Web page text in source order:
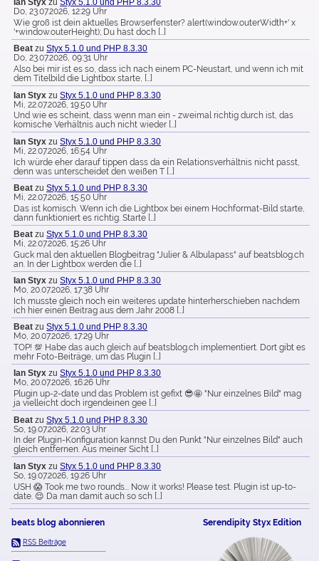
Ian Styx zuStyx 5.1.0 und PHP 8.3.30
Do, 23.07.2026, 12:29 Uhr
Wie groß ist dein aktuelles Browserfenster? alert(window.outerWidth+' x
'+window.outerHeight); Du hast doch […]
Beat zuStyx 5.1.0 und PHP 8.3.30
Do, 23.07.2026, 09:31 Uhr
Also bei mir ist es so, dass ich nach einem PC-Neustart, und wenn ich mit
dem Titelbild die Lightbox starte, […]
Ian Styx zuStyx 5.1.0 und PHP 8.3.30
Mi, 22.07.2026, 19:50 Uhr
Und wie es scheint, dass wenn man ein - zweimal richtig durch ist, das
komische Verhältnis auch nicht wieder […]
Ian Styx zuStyx 5.1.0 und PHP 8.3.30
Mi, 22.07.2026, 16:54 Uhr
Ich würde eher darauf tippen dass da ein Relationsverhältnis nicht passt,
denn was unterscheidet den weißen T […]
Beat zuStyx 5.1.0 und PHP 8.3.30
Mi, 22.07.2026, 15:50 Uhr
Das ist komisch. Wenn ich die Lightbox bei einem Hochformat-Bild starte,
dann funktioniert es richtig. Starte […]
Beat zuStyx 5.1.0 und PHP 8.3.30
Mi, 22.07.2026, 15:26 Uhr
Guck mal den aktuellen Blogbeitrag "Julier & Albulapass" auf beatsblog.ch
an. In der Lightbox werden die […]
Ian Styx zuStyx 5.1.0 und PHP 8.3.30
Mo, 20.07.2026, 17:38 Uhr
Ich musste gleich noch ein weiteres update hinterherschieben nachdem
ich hier einen Beitrag aus dem Jahr 2008 […]
Beat zuStyx 5.1.0 und PHP 8.3.30
Mo, 20.07.2026, 17:29 Uhr
TOP! 💯 Habe das auch gleich auf beatsblog.ch implementiert. Dort gibt es
mehr Foto-Beiträge, um das Plugin […]
Ian Styx zuStyx 5.1.0 und PHP 8.3.30
Mo, 20.07.2026, 16:26 Uhr
Plugin up-2-date und das Problem ist gefixt 😎🤩 "Nur einzelnes Bild" mag
ja vielleicht doch irgendeinen gee […]
Beat zuStyx 5.1.0 und PHP 8.3.30
So, 19.07.2026, 22:03 Uhr
In der Plugin-Konfiguration kannst Du den Punkt "Nur einzelnes Bild" auch
gleich entfernen. Aus meiner Sicht […]
Ian Styx zuStyx 5.1.0 und PHP 8.3.30
So, 19.07.2026, 19:26 Uhr
USH 😱 Took me two rounds... Now it works! Please test. Plugin ist up-to-
date. 😌 Da man damit auch so sch […]
beats blog abonnieren
RSS Beiträge
Serendipity Styx Edition